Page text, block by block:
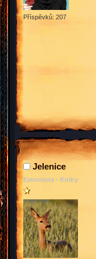
Příspěvků: 207
Jelenice
Externista - Knihy